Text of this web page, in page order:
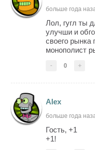
больше года
Лол, гугл ты
улучши и
своего рынка
монополист
- 0 +
Alex
больше года
Гость, +1
+1!